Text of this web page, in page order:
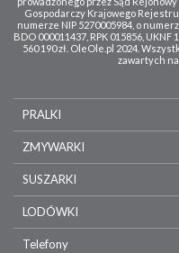
Gospodarczy Krajowego Rejestru
numerze NIP 5270005984, o
BDO 000011437, RPK 015856,
560 190 zł. OleOle.pl 2024.
zawartych
PRALKI
ZMYWARKI
SUSZARKI
LODÓWKI
Telefony